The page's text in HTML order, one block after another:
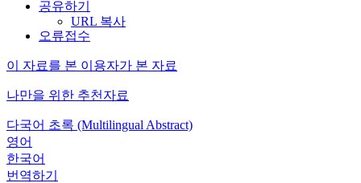
공유하기
URL 복사
오류접수
이 자료를 본 이용자가 본 자료
나만을 위한 추천자료
다국어 초록 (Multilingual Abstract)
영어
한국어
번역하기